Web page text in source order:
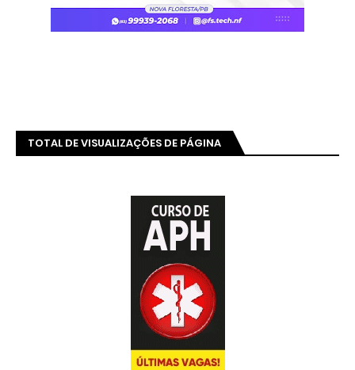
TOTAL DE VISUALIZAÇÕES DE PÁGINA